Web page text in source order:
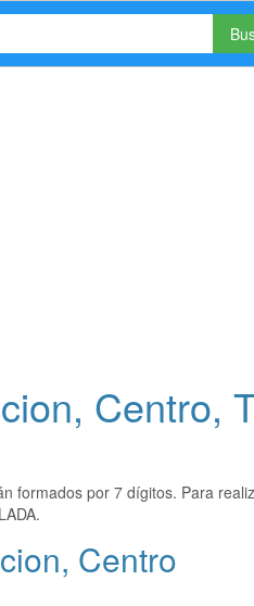
Centro,
formados por 7 dígitos. Para
Centro